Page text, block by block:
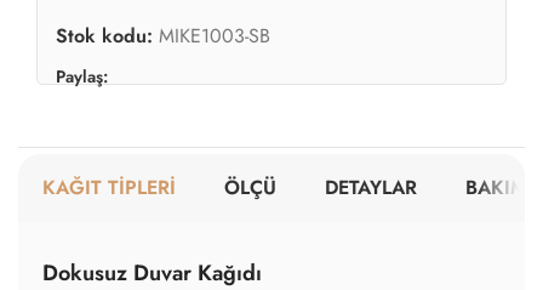
Stok kodu: MIKE1003-SB
Paylaş:
KAĞIT TİPLERİ ÖLÇÜ DETAYLAR BAKIM
Dokusuz Duvar Kağıdı